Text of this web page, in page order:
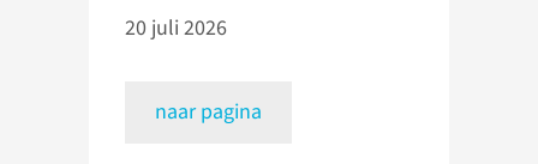
20 juli 2026
naar pagina